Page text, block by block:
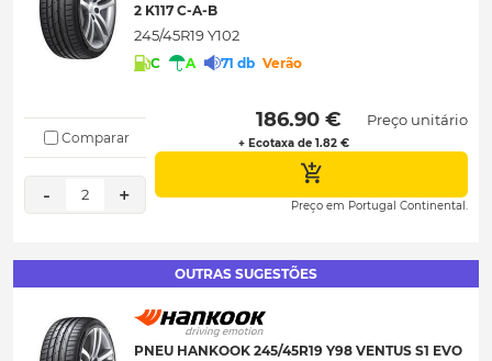
2 K117 C-A-B
245/45R19 Y102
C A 71 db Verão
Comparar
- 2 +
186.90 €
+ Ecotaxa de 1.82 €
Preço unitário
Preço em Portugal Continental.
OUTRAS SUGESTÕES
PNEU HANKOOK 245/45R19 Y98 VENTUS S1 EVO